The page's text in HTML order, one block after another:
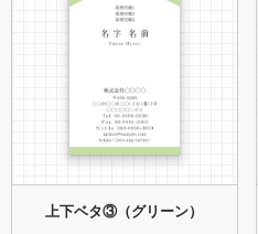
上下ベタ③（グリーン）